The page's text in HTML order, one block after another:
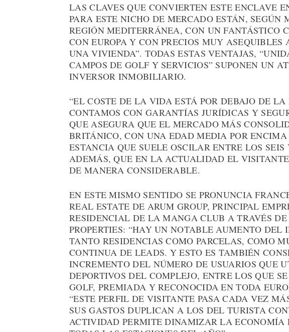
LAS CLAVES QUE CONVIERTEN ESTE ENCLAVE
PARA ESTE NICHO DE MERCADO ESTÁN, SEGÚN
REGIÓN MEDITERRÁNEA, CON UN FANTÁSTICO
CON EUROPA Y CON PRECIOS MUY
UNA VIVIENDA”. TODAS ESTAS VENTAJAS,
CAMPOS DE GOLF Y SERVICIOS” SUPONEN UN
INVERSOR INMOBILIARIO.
“EL COSTE DE LA VIDA ESTÁ POR DEBAJO DE
CONTAMOS CON GARANTÍAS JURÍDICAS Y
QUE ASEGURA QUE EL MERCADO MÁS
BRITÁNICO, CON UNA EDAD MEDIA POR
ESTANCIA QUE SUELE OSCILAR ENTRE LOS SEIS
ADEMÁS, QUE EN LA ACTUALIDAD EL
DE MANERA CONSIDERABLE.
EN ESTE MISMO SENTIDO SE PRONUNCIA
REAL ESTATE DE ARUM GROUP, PRINCIPAL
RESIDENCIAL DE LA MANGA CLUB A TRAVÉS
PROPERTIES: “HAY UN NOTABLE AUMENTO DEL
TANTO RESIDENCIAS COMO PARCELAS, COMO
CONTINUA DE LEADS. Y ESTO ES TAMBIÉN
INCREMENTO DEL NÚMERO DE USUARIOS QUE
DEPORTIVOS DEL COMPLEJO, ENTRE LOS QUE
GOLF, PREMIADA Y RECONOCIDA EN TODA
“ESTE PERFIL DE VISITANTE PASA CADA VEZ
SUS GASTOS DUPLICAN A LOS DEL TURISTA
ACTIVIDAD PERMITE DINAMIZAR LA ECONOMÍA